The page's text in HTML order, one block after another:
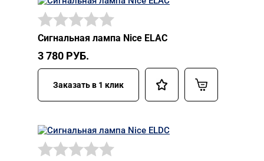
Сигнальная лампа Nice ELAC
3 780 РУБ.
Заказать в 1 клик